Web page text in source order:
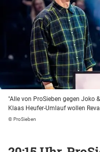
"Alle von ProSieben gegen Joko
Klaas Heufer-Umlauf wollen
© ProSieben